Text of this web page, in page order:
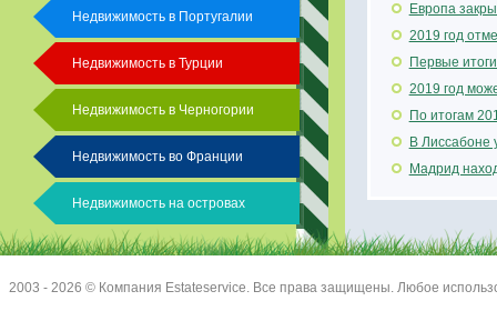
Европа
2019 год
Первые
2019 год
По итогам
В Лиссабоне
Мадрид
Недвижимость в Португалии
Недвижимость в Турции
Недвижимость в Черногории
Недвижимость во Франции
Недвижимость на островах
2003 - 2026 © Компания Estateservice. Все права защищены. Любое